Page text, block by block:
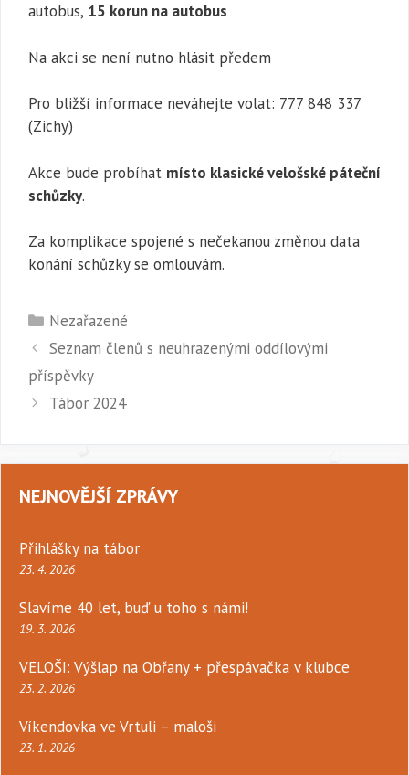
autobus, 15 korun na autobus
Na akci se není nutno hlásit předem
Pro bližší informace neváhejte volat: 777 848 337
(Zichy)
Akce bude probíhat místo klasické velošské páteční
schůzky.
Za komplikace spojené s nečekanou změnou data
konání schůzky se omlouvám.
Rubriky
Nezařazené
Seznam členů s neuhrazenými oddílovými
příspěvky
Tábor 2024
NEJNOVĚJŠÍ ZPRÁVY
Přihlášky na tábor
23. 4. 2026
Slavíme 40 let, buď u toho s námi!
19. 3. 2026
VELOŠI: Výšlap na Obřany + přespávačka v klubce
23. 2. 2026
Víkendovka ve Vrtuli – maloši
23. 1. 2026